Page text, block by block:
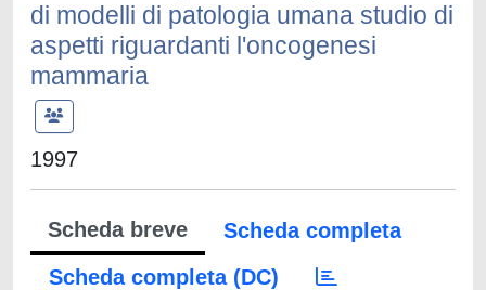
di modelli di patologia umana studio di
aspetti riguardanti l'oncogenesi
mammaria
1997
Scheda breve
Scheda completa
Scheda completa (DC)